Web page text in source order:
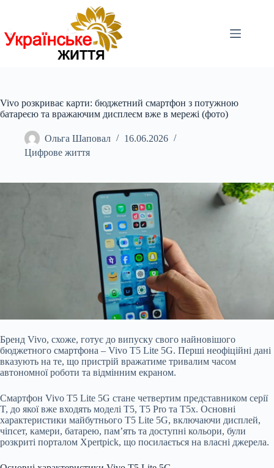
Vivo розкриває карти: бюджетний смартфон з потужною
батареєю та вражаючим дисплеєм вже в мережі (фото)
Ольга Шаповал
16.06.2026
Цифрове життя
Бренд Vivo, схоже, готує до випуску свого найновішого
бюджетного смартфона – Vivo T5 Lite 5G. Перші неофіційні дані
вказують на те, що пристрій вражатиме тривалим часом
автономної роботи та відмінним екраном.
Смартфон Vivo T5 Lite 5G стане четвертим представником серії
T, до якої вже входять моделі T5, T5 Pro та T5x. Основні
характеристики майбутнього T5 Lite 5G, включаючи дисплей,
чіпсет, камери, батарею, пам’ять та доступні кольори, були
розкриті порталом Xpertpick, що посилається на власні джерела.